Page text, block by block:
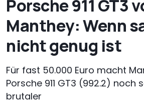
Porsche 911 GT3
Manthey: Wenn
nicht genug ist
Für fast 50.000 Euro macht
Porsche 911 GT3 (992.2) noch
brutaler